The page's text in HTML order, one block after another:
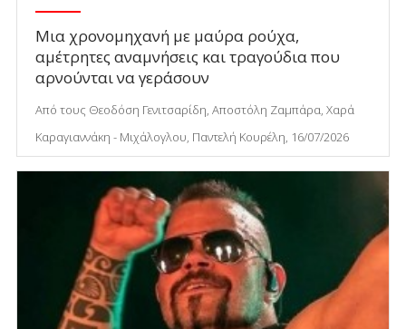
Μια χρονομηχανή με μαύρα ρούχα,
αμέτρητες αναμνήσεις και τραγούδια που
αρνούνται να γεράσουν
Από τους Θεοδόση Γενιτσαρίδη, Αποστόλη Ζαμπάρα, Χαρά
Καραγιαννάκη - Μιχάλογλου, Παντελή Κουρέλη, 16/07/2026